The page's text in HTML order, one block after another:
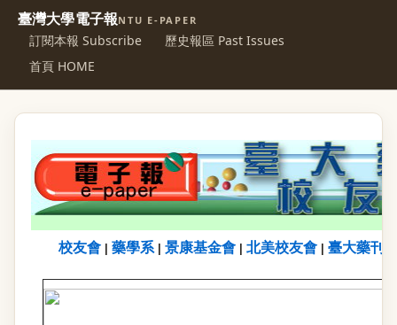
臺灣大學電子報NTU E-PAPER
訂閱本報 Subscribe
歷史報區 Past Issues
首頁 HOME
校友會 藥學系| 景康基金會 北美校友會 臺大藥刊